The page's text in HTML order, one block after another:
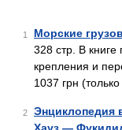
1 Морские
328 стр. В
крепления и
1037 грн
2
Энциклопедия